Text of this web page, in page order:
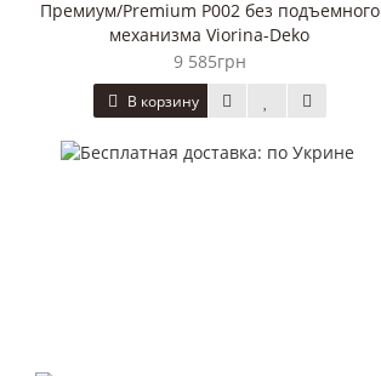
ТУМБА ТВ Family 2Дв 2Шх 150см
5 875грн
В корзину
Премиум/Premium P002 без подъемного
механизма Viorina-Deko
9 585грн
В корзину